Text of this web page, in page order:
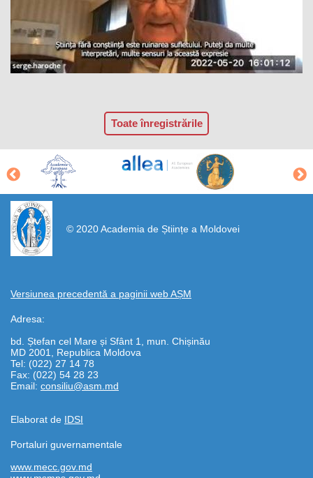
Toate înregistrările
© 2020 Academia de Științe a Moldovei
Versiunea precedentă a paginii web AȘM
Adresa:
bd. Ștefan cel Mare și Sfânt 1, mun. Chișinău
MD 2001, Republica Moldova
Tel: (022) 27 14 78
Fax: (022) 54 28 23
Email: consiliu@asm.md
Elaborat de IDSI
https://propletenie.ru/
Portaluri guvernamentale
www.mecc.gov.md